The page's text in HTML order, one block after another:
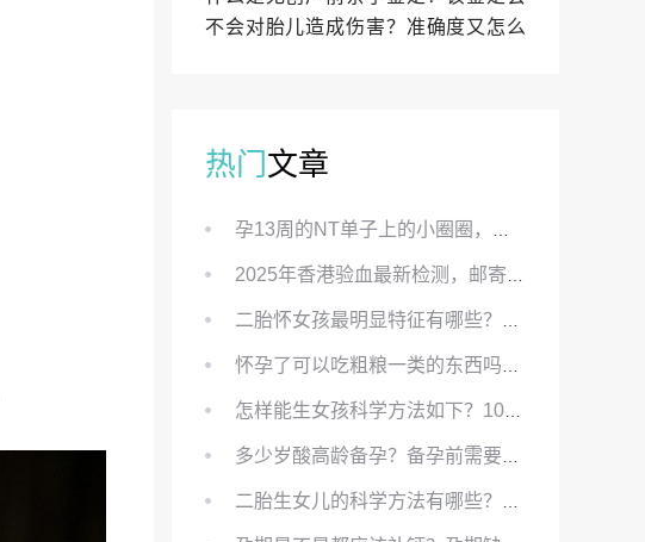
不会对胎儿造成伤害？准确度又怎么
热门文章